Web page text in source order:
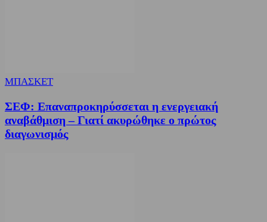
ΜΠΑΣΚΕΤ
ΣΕΦ: Επαναπροκηρύσσεται η ενεργειακή
αναβάθμιση – Γιατί ακυρώθηκε ο πρώτος
διαγωνισμός